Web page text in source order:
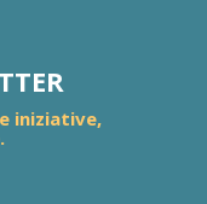
iniziative,